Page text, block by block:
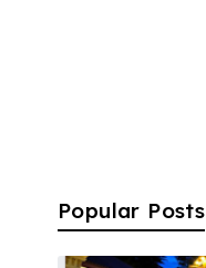
Popular Posts